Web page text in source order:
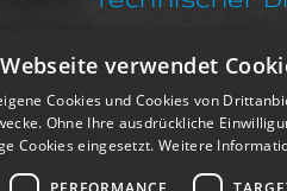
+34 91 833 98
verwendet
Cookies und Cookies von
Ohne Ihre ausdrückliche
Cookies eingesetzt. Weitere